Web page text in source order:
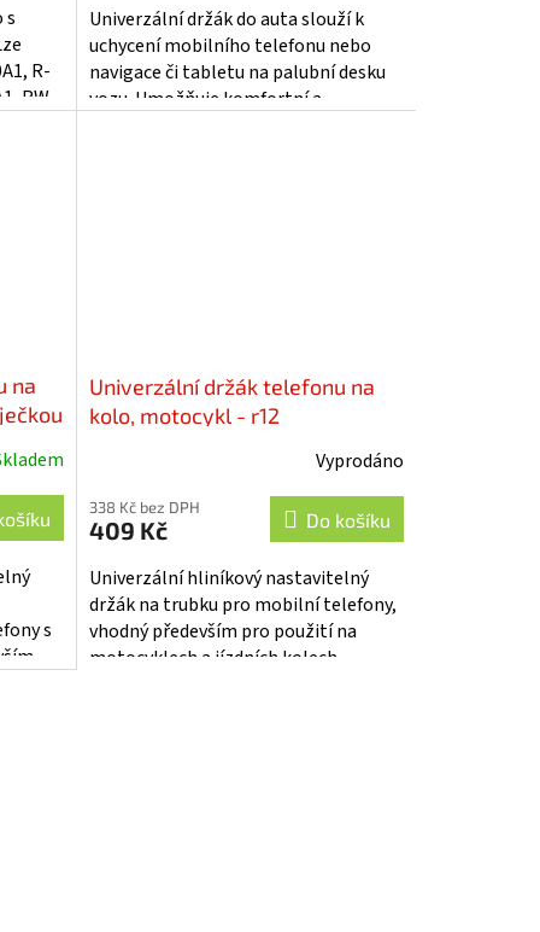
s
R-
RW-
Univerzální držák do auta slouží k
uchycení mobilního telefonu nebo
navigace či tabletu na palubní desku
vozu. Umožňuje komfortní a
na
s
Univerzální držák telefonu na
kolo, motocykl - r12
Vyprodáno
338 Kč bez DPH
409 Kč Do košíku
Univerzální hliníkový nastavitelný
držák na trubku pro mobilní telefony,
vhodný především pro použití na
motocyklech a jízdních kolech.